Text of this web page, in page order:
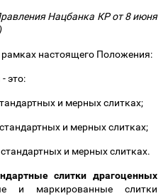
Нацбанка КР от 8 июня
настоящего Положения:
- это:
и мерных слитках;
и мерных слитках;
и мерных слитках.
слитки драгоценных
и маркированные слитки